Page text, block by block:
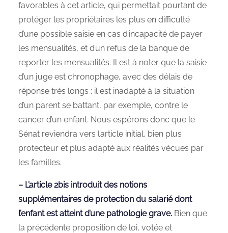
favorables à cet article, qui permettait pourtant de
protéger les propriétaires les plus en difficulté
d’une possible saisie en cas d’incapacité de payer
les mensualités, et d’un refus de la banque de
reporter les mensualités. Il est à noter que la saisie
d’un juge est chronophage, avec des délais de
réponse très longs ; il est inadapté à la situation
d’un parent se battant, par exemple, contre le
cancer d’un enfant. Nous espérons donc que le
Sénat reviendra vers l’article initial, bien plus
protecteur et plus adapté aux réalités vécues par
les familles.
– L’article 2bis introduit des notions
supplémentaires de protection du salarié dont
l’enfant est atteint d’une pathologie grave. Bien que
la précédente proposition de loi, votée et